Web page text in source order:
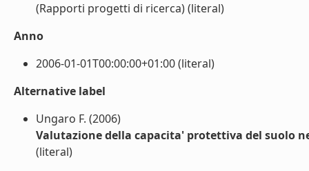
(Rapporti progetti di ricerca) (literal)
Anno
2006-01-01T00:00:00+01:00 (literal)
Alternative label
Ungaro F. (2006)
Valutazione della capacita' protettiva del suolo
(literal)